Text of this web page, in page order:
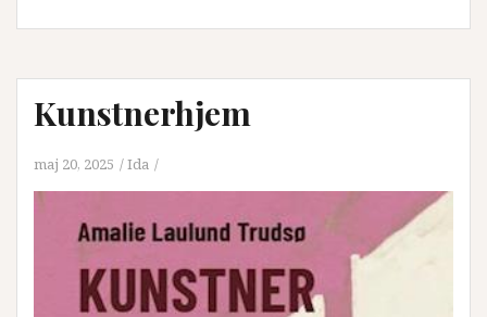
Kunstnerhjem
maj 20, 2025 Ida